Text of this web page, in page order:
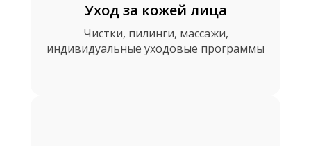
Уход за кожей лица
Чистки, пилинги, массажи,
индивидуальные уходовые программы